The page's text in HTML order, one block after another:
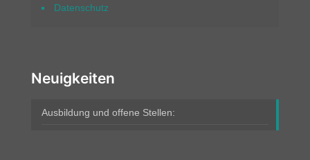
Datenschutz
Neuigkeiten
Ausbildung und offene Stellen: